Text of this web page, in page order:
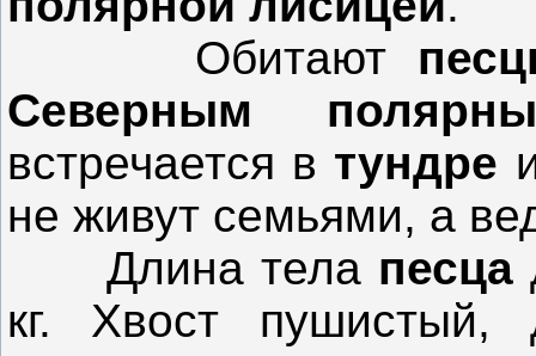
Обитают
Северным
встречается в тундре
не живут семьями, а
Длина тела песца
кг. Хвост